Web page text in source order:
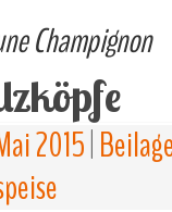
Champignon
2015